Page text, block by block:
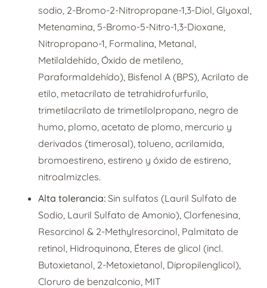
sodio, 2-Bromo-2-Nitropropane-1,3-Diol, Glyoxal,
Metenamina, 5-Bromo-5-Nitro-1,3-Dioxane,
Nitropropano-1, Formalina, Metanal,
Metilaldehído, Óxido de metileno,
Paraformaldehído), Bisfenol A (BPS), Acrilato de
etilo, metacrilato de tetrahidrofurfurilo,
trimetilacrilato de trimetilolpropano, negro de
humo, plomo, acetato de plomo, mercurio y
derivados (timerosal), tolueno, acrilamida,
bromoestireno, estireno y óxido de estireno,
nitroalmizcles.
Alta tolerancia: Sin sulfatos (Lauril Sulfato de
Sodio, Lauril Sulfato de Amonio), Clorfenesina,
Resorcinol & 2-Methylresorcinol, Palmitato de
retinol, Hidroquinona, Éteres de glicol (incl.
Butoxietanol, 2-Metoxietanol, Dipropilenglicol),
Cloruro de benzalconio, MIT